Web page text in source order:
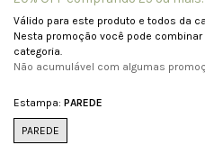
Válido para este produto e todos da
Nesta promoção você pode
categoria.
Não acumulável com algumas
Estampa: PAREDE
PAREDE